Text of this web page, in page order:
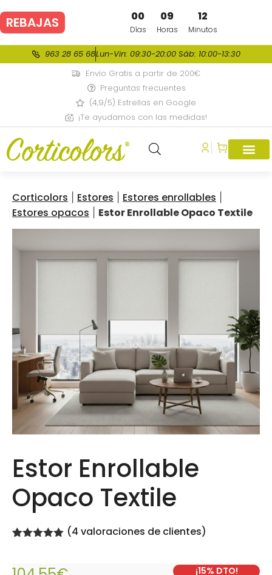
REBAJAS DE VERANO00
Días
09
Horas
12
Minutos
963 28 65 68Lun-Vin: 09:30-20:00 Sáb: 10:00-13:30
Envío Gratis a partir de 200€
Preguntas frecuentes
(4,9/5) Estrellas en Google
¡Te ayudamos con las medidas!
Corticolors Estores Estores enrollables
Estores opacos Estor Enrollable Opaco Textile
Estor Enrollable
Opaco Textile
5 en base
(4 valoraciones de clientes)
Desde:123,00€ ¡15% DTO!